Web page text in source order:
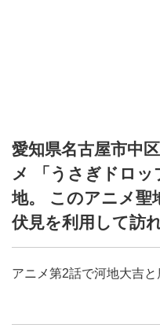
愛知県名古屋市中
メ 「うさぎドロ
地。 このアニメ聖
伏見を利用して訪
アニメ第2話で河地大吉と